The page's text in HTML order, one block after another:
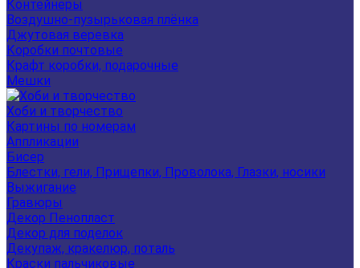
Контейнеры
Воздушно-пузырьковая плёнка
Джутовая веревка
Коробки почтовые
Крафт коробки, подарочные
Мешки
Хоби и творчество
Картины по номерам
Аппликации
Бисер
Блестки, гели, Прищепки, Проволока, Глазки, носики
Выжигание
Гравюры
Декор Пенопласт
Декор для поделок
Декупаж, кракелюр, поталь
Краски пальчиковые